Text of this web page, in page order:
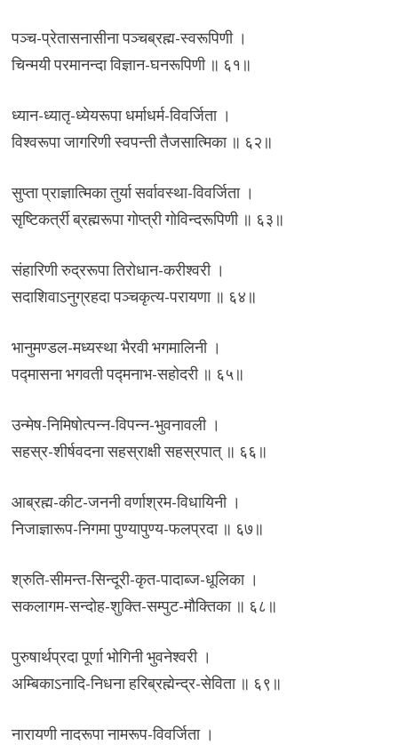
पञ्च-प्रेतासनासीना पञ्चब्रह्म-स्वरूपिणी ।
चिन्मयी परमानन्दा विज्ञान-घनरूपिणी ॥ ६१॥
ध्यान-ध्यातृ-ध्येयरूपा धर्माधर्म-विवर्जिता ।
विश्वरूपा जागरिणी स्वपन्ती तैजसात्मिका ॥ ६२॥
सुप्ता प्राज्ञात्मिका तुर्या सर्वावस्था-विवर्जिता ।
सृष्टिकर्त्री ब्रह्मरूपा गोप्त्री गोविन्दरूपिणी ॥ ६३॥
संहारिणी रुद्ररूपा तिरोधान-करीश्वरी ।
सदाशिवाऽनुग्रहदा पञ्चकृत्य-परायणा ॥ ६४॥
भानुमण्डल-मध्यस्था भैरवी भगमालिनी ।
पद्मासना भगवती पद्मनाभ-सहोदरी ॥ ६५॥
उन्मेष-निमिषोत्पन्न-विपन्न-भुवनावली ।
सहस्र-शीर्षवदना सहस्राक्षी सहस्रपात् ॥ ६६॥
आब्रह्म-कीट-जननी वर्णाश्रम-विधायिनी ।
निजाज्ञारूप-निगमा पुण्यापुण्य-फलप्रदा ॥ ६७॥
श्रुति-सीमन्त-सिन्दूरी-कृत-पादाब्ज-धूलिका ।
सकलागम-सन्दोह-शुक्ति-सम्पुट-मौक्तिका ॥ ६८॥
पुरुषार्थप्रदा पूर्णा भोगिनी भुवनेश्वरी ।
अम्बिकाऽनादि-निधना हरिब्रह्मेन्द्र-सेविता ॥ ६९॥
नारायणी नादरूपा नामरूप-विवर्जिता ।